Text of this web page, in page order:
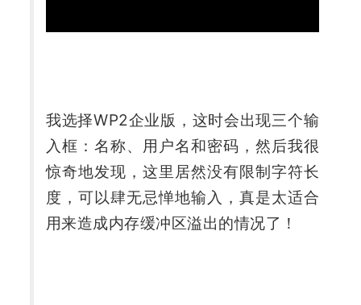
我选择WP2企业版，这时会出现三个输
入框：名称、用户名和密码，然后我很
惊奇地发现，这里居然没有限制字符长
度，可以肆无忌惮地输入，真是太适合
用来造成内存缓冲区溢出的情况了！